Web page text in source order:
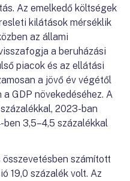
Az emelkedő költségek
kilátások mérséklik
az állami
a beruházási
piacok és az ellátási
a jövő év végétől
GDP növekedéséhez. A
2023-ban
ben 3,5–4,5 százalékkal
számított
19,0 százalék volt. Az